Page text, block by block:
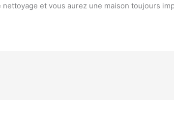
et vous aurez une maison toujours